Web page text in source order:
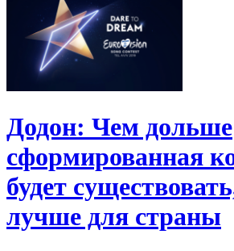
Додон: Чем дольше
сформированная
будет
лучше для страны